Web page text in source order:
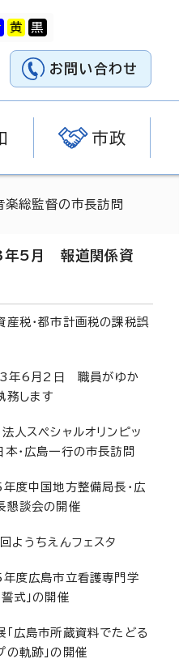
お問い合わせ
市政
総監督の市長訪問
5月 報道関係資
産税・都市計画税の課税誤
年6月2日 職員がゆか
務します
人スペシャルオリンピッ
本・広島一行の市長訪問
度中国地方整備局長・広
懇談会の開催
ようちえんフェスタ
度広島市立看護専門学
誓式」の開催
「広島市所蔵資料でたどる
の軌跡」の開催